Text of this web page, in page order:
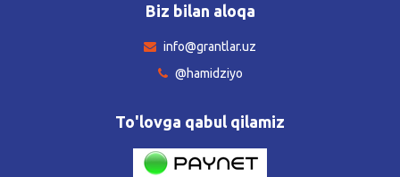
Biz bilan aloqa
info@grantlar.uz
@hamidziyo
To'lovga qabul qilamiz